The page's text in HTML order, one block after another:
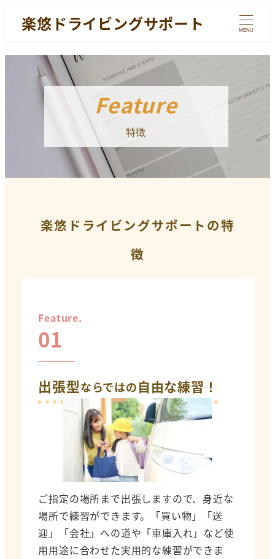
楽悠ドライビングサポート MENU
Feature
特徴
楽悠ドライビングサポートの特
徴
Feature.
01
出張型ならではの自由な練習！
ご指定の場所まで出張しますので、身近な
場所で練習ができます。「買い物」「送
迎」「会社」への道や「車庫入れ」など使
用用途に合わせた実用的な練習ができま